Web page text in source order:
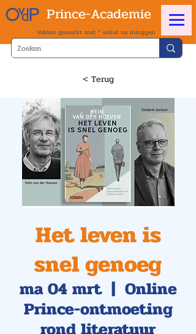
Prince-Academie
Velden gemerkt met * enkel na inloggen
< Terug
Het leven is
snel genoeg
ma 04 mrt
  |
Online
Prince-ontmoeting